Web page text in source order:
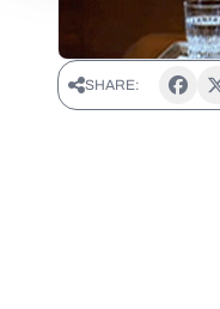
SHARE: